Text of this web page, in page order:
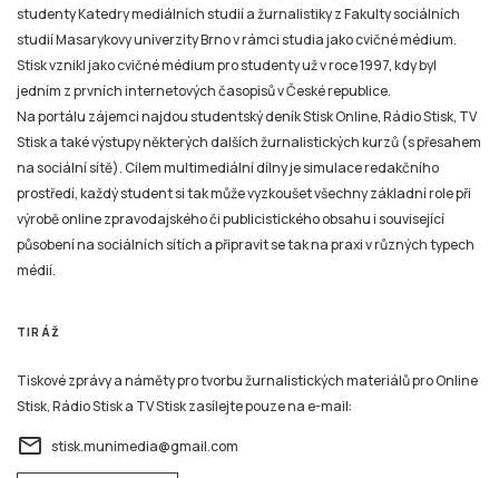
studenty Katedry mediálních studií a žurnalistiky z Fakulty sociálních
studií Masarykovy univerzity Brno v rámci studia jako cvičné médium.
Stisk vznikl jako cvičné médium pro studenty už v roce 1997, kdy byl
jedním z prvních internetových časopisů v České republice.
Na portálu zájemci najdou studentský deník Stisk Online, Rádio Stisk, TV
Stisk a také výstupy některých dalších žurnalistických kurzů (s přesahem
na sociální sítě). Cílem multimediální dílny je simulace redakčního
prostředí, každý student si tak může vyzkoušet všechny základní role při
výrobě online zpravodajského či publicistického obsahu i související
působení na sociálních sítích a připravit se tak na praxi v různých typech
médií.
TIRÁŽ
Tiskové zprávy a náměty pro tvorbu žurnalistických materiálů pro Online
Stisk, Rádio Stisk a TV Stisk zasílejte pouze na e-mail:
email stisk.munimedia@gmail.com